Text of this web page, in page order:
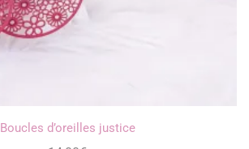
Boucles d’oreilles justice